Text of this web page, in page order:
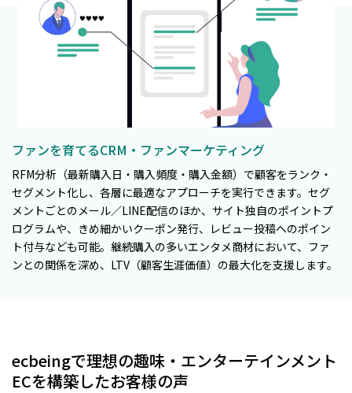
ファンを育てるCRM・ファンマーケティング
RFM分析（最新購入日・購入頻度・購入金額）で顧客をランク・
セグメント化し、各層に最適なアプローチを実行できます。セグ
メントごとのメール／LINE配信のほか、サイト独自のポイントプ
ログラムや、きめ細かいクーポン発行、レビュー投稿へのポイン
ト付与なども可能。継続購入の多いエンタメ商材において、ファ
ンとの関係を深め、LTV（顧客生涯価値）の最大化を支援します。
ecbeingで理想の趣味・エンターテインメント
ECを構築したお客様の声